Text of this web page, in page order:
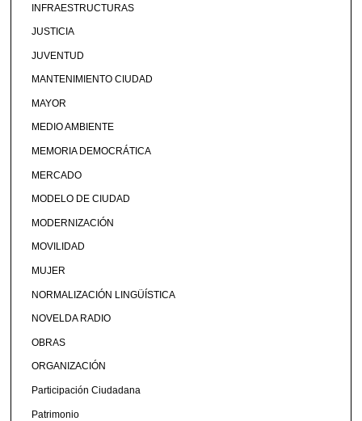
INFRAESTRUCTURAS
JUSTICIA
JUVENTUD
MANTENIMIENTO CIUDAD
MAYOR
MEDIO AMBIENTE
MEMORIA DEMOCRÁTICA
MERCADO
MODELO DE CIUDAD
MODERNIZACIÓN
MOVILIDAD
MUJER
NORMALIZACIÓN LINGÜÍSTICA
NOVELDA RADIO
OBRAS
ORGANIZACIÓN
Participación Ciudadana
Patrimonio